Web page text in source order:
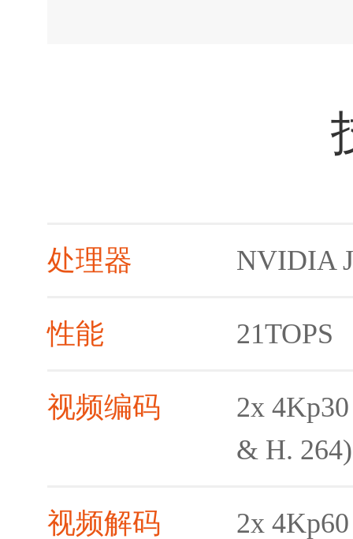
处理器 NVIDIA
性能 21TOPS
视频编码
2x
& H. 264)
视频解码
2x